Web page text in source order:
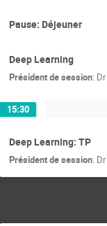
Pause: Déjeuner
Deep Learning
Président de session: Dr
15:30
Deep Learning: TP
Président de session: Dr